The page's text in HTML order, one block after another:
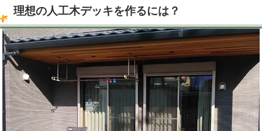
理想の人工木デッキを作るには？